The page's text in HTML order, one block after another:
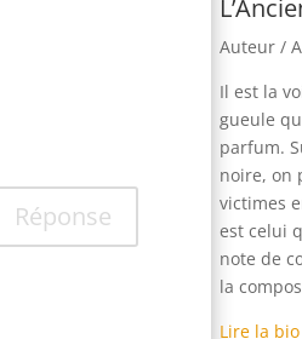
Réponse
Auteur /
Il est la
gueule
parfum.
noire, on
victimes
est celui
note de
la
Lire la bio